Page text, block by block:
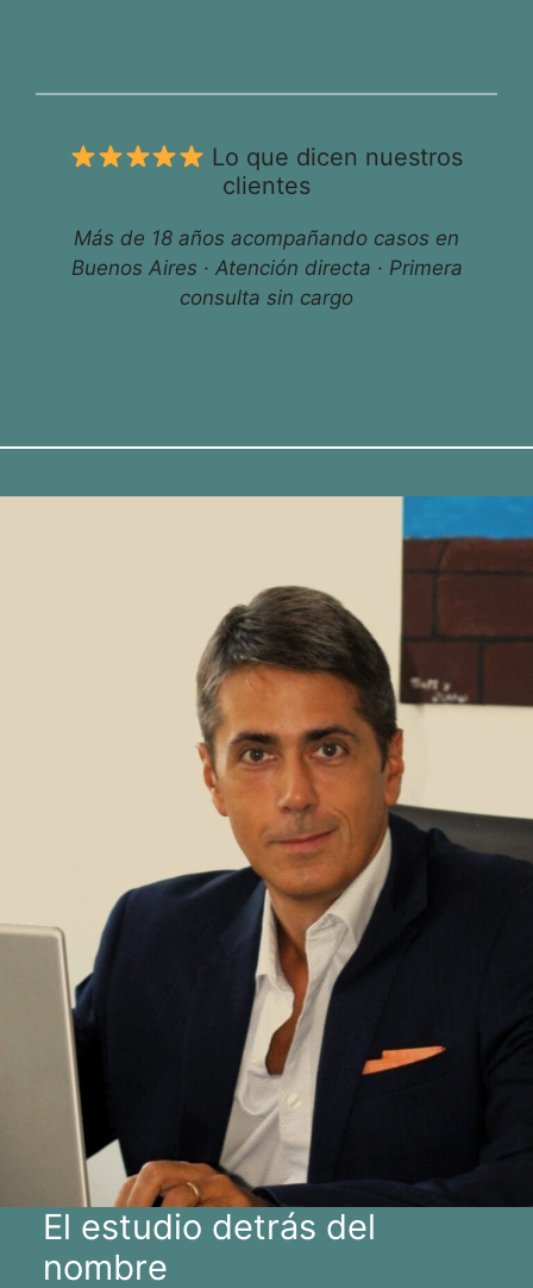
Lo que dicen nuestros
clientes
Más de 18 años acompañando casos en
Buenos Aires · Atención directa · Primera
consulta sin cargo
El estudio detrás del
nombre